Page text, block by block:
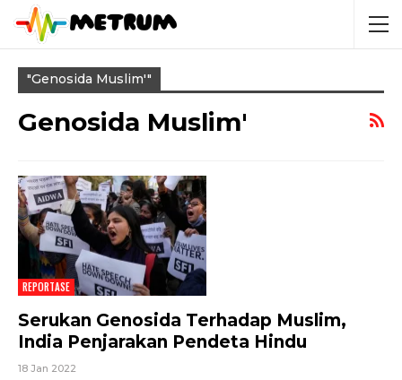
"genosida Muslim'"
Genosida Muslim'
REPORTASE
Serukan Genosida Terhadap Muslim,
India Penjarakan Pendeta Hindu
18 Jan 2022